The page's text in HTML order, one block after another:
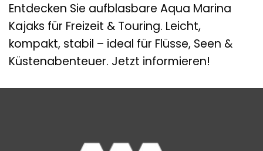
Entdecken Sie aufblasbare Aqua Marina
Kajaks für Freizeit & Touring. Leicht,
kompakt, stabil – ideal für Flüsse, Seen &
Küstenabenteuer. Jetzt informieren!